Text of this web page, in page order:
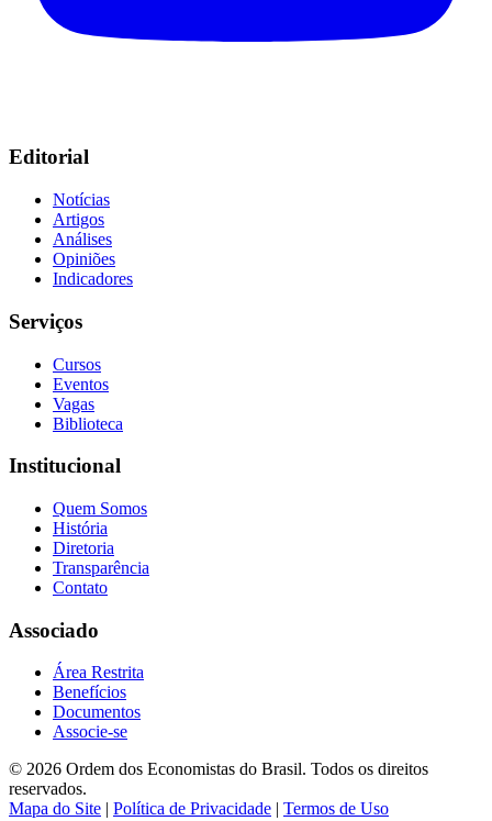
Editorial
Notícias
Artigos
Análises
Opiniões
Indicadores
Serviços
Cursos
Eventos
Vagas
Biblioteca
Institucional
Quem Somos
História
Diretoria
Transparência
Contato
Associado
Área Restrita
Benefícios
Documentos
Associe-se
© 2026 Ordem dos Economistas do Brasil. Todos os direitos
reservados.
Mapa do Site | Política de Privacidade | Termos de Uso